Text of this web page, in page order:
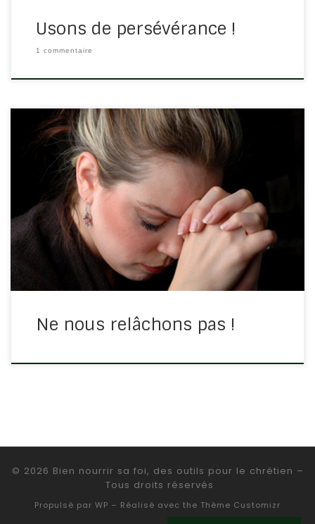
Usons de persévérance !
1 commentaire
Luc 18/1 : « Jésus leur adressa une parabole, pour
montrer qu’il faut toujours prier, et ne point se relâcher.
» Toujours prier… Vous avez surement conscience qu’il
faut prier très régulièrement et souvent pour avancer
dans […]
Ne nous relâchons pas !
© 2026 Bien nourrir sa foi, des outils pour le chrétien –
Tous droits réservés
Propulsé par WP – Réalisé avec the Thème Customizr